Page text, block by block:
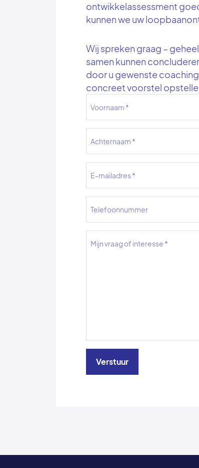
ontwikkelassessment
kunnen we uw
Wij spreken graag –
samen kunnen
door u gewenste
concreet voorstel
Verstuur